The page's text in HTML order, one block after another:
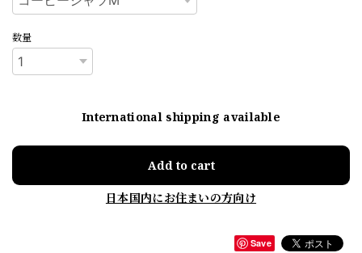
数量
International shipping available
Add to cart
日本国内にお住まいの方向け
Save